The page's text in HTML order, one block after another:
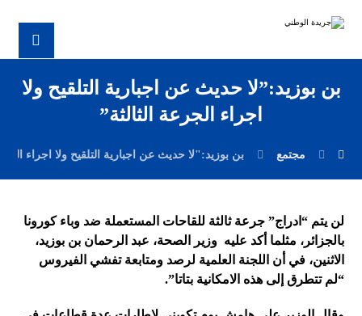
بن بوزيد:”لا حديث عن اجبارية التلقيح ولا
اجراء الجرعة الثالثة”
مجتمع بن بوزيد:"لا حديث عن اجبارية التلقيح ولا اجراء
لن يتم “ادراج” جرعة ثالثة للقاحات المستعملة ضد وباء كورونا
بالجزائر، مثلما أكد عليه وزير الصحة، عبد الرحمان بن بوزيد،
الاثنين، في أن اللجنة العلمية لرصد ومتابعة تفشي الفيروس
“لم تتطرق إلى هذه الامكانية بتاتا”.